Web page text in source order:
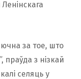
за тое, што
праўда з нізкай
селяць у